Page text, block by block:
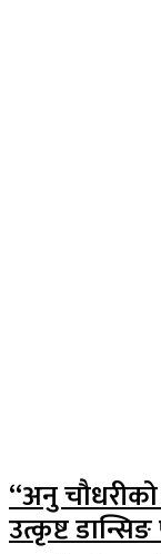
“अनु चौधरीको
उत्कृष्ट डान्सिङ